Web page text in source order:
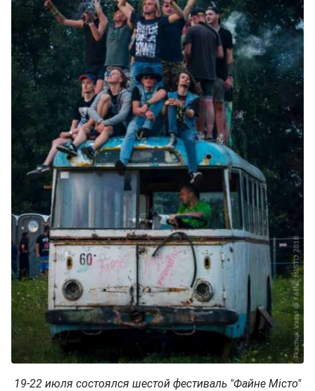
19-22 июля состоялся шестой фестиваль "Файне Місто"